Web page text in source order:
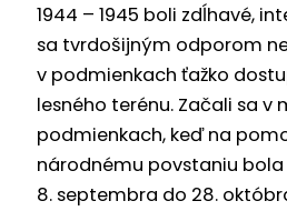
1944 – 1945 boli zdĺhavé,
sa tvrdošijným odporom
v podmienkach ťažko
lesného terénu. Začali sa v
podmienkach, keď na
národnému povstaniu
8. septembra do 28.